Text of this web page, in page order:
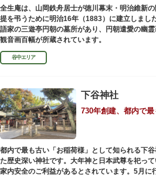
全生庵は、山岡鉄舟居士が徳川幕末・明治維新
提を弔うために明治16年（1883）に建立しまし
語家の三遊亭円朝の墓所があり、円朝遣愛の幽
観音画百幅が所蔵されています。
谷中エリア
下谷神社
730年創建、都内で最
都内で最も古い「お稲荷様」として知られる下
た歴史深い神社です。大年神と日本武尊を祀っ
家内安全のご利益があるとされています。5月に